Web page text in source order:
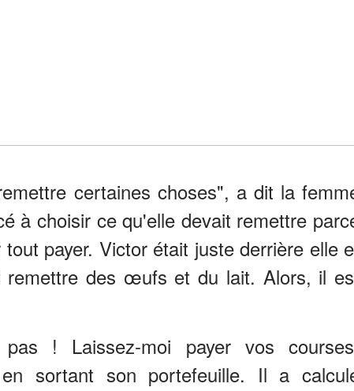
certaines choses", a dit la
à choisir ce qu'elle devait remettre
payer. Victor était juste derrière elle
remettre des œufs et du lait. Alors, il
! Laissez-moi payer vos
sortant son portefeuille. Il a